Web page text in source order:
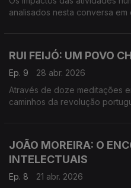
analisados nesta conversa
RUI FEIJÓ: UM POVO
Ep. 9
28 abr. 2026
Através de doze meditações
caminhos da revolução
JOÃO MOREIRA: O
INTELECTUAIS
Ep. 8
21 abr. 2026